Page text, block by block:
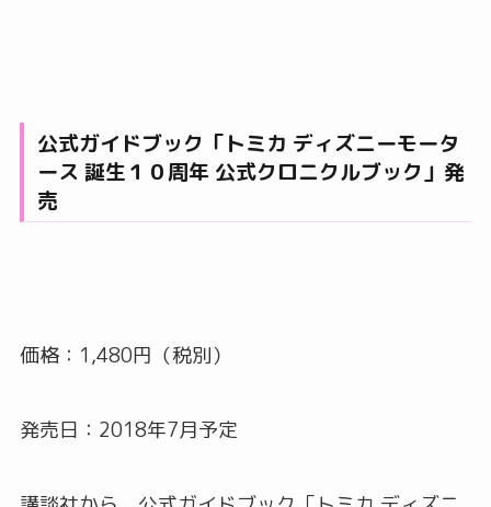
公式ガイドブック「トミカ ディズニーモータ
ース 誕生１０周年 公式クロニクルブック」発
売
価格：1,480円（税別）
発売日：2018年7月予定